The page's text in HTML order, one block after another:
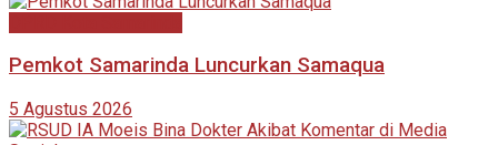
Pemkot Samarinda Luncurkan Samaqua
5 Agustus 2026